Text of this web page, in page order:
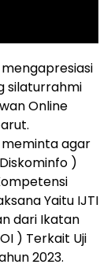
mengapresiasi
silaturrahmi
Online
meminta agar
)
Yaitu IJTI
dari Ikatan
) Terkait Uji
2023.